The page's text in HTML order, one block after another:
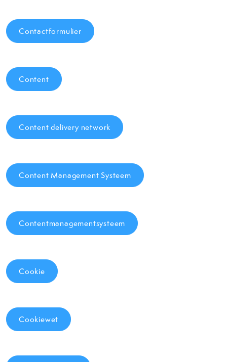
Contactformulier
Content
Content delivery network
Content Management Systeem
Contentmanagementsysteem
Cookie
Cookiewet